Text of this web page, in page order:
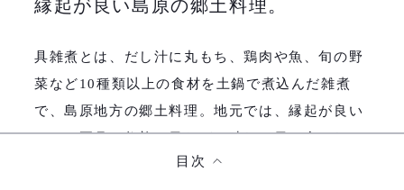
目次
縁起が良い島原の郷土料理。
具雑煮とは、だし汁に丸もち、鶏肉や魚、旬の野
菜など10種類以上の食材を土鍋で煮込んだ雑煮
で、島原地方の郷土料理。地元では、縁起が良い
として正月や祭礼の日など、晴れの日に食されて